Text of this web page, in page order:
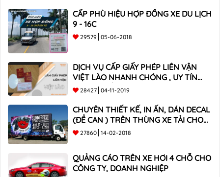
CẤP PHÙ HIỆU HỢP ĐỒNG XE DU LỊCH
9 - 16C
29579 05-06-2018
DỊCH VỤ CẤP GIẤY PHÉP LIÊN VẬN
VIỆT LÀO NHANH CHÓNG , UY TÍN
TOÀN QUỐC
28427 04-11-2019
CHUYÊN THIẾT KẾ, IN ẤN, DÁN DECAL
(ĐỀ CAN ) TRÊN THÙNG XE TẢI CHO
CÔNG TY
27860 14-02-2018
QUẢNG CÁO TRÊN XE HƠI 4 CHỖ CHO
CÔNG TY, DOANH NGHIỆP